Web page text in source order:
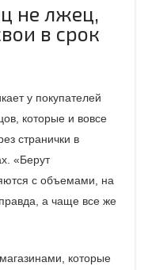
не лжец,
в срок
у покупателей
которые и вовсе
странички в
«Берут
с объемами, на
а чаще все же
которые